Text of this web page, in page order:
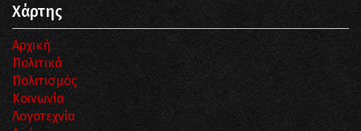
Χάρτης
Αρχική
Πολιτικά
Πολιτισμός
Κοινωνία
Λογοτεχνία